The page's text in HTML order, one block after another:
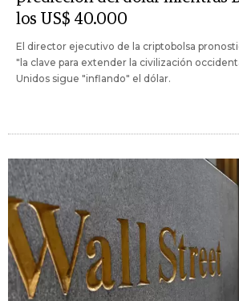
los US$ 40.000
El director ejecutivo de la criptobolsa
"la clave para extender la civilización
Unidos sigue "inflando" el dólar.